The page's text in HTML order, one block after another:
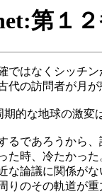
第１
はなくシッチン
の訪問者が月が
的な地球の激変
るであろうから、
た時、冷たかった
な論議に関係がな
のその軌道が